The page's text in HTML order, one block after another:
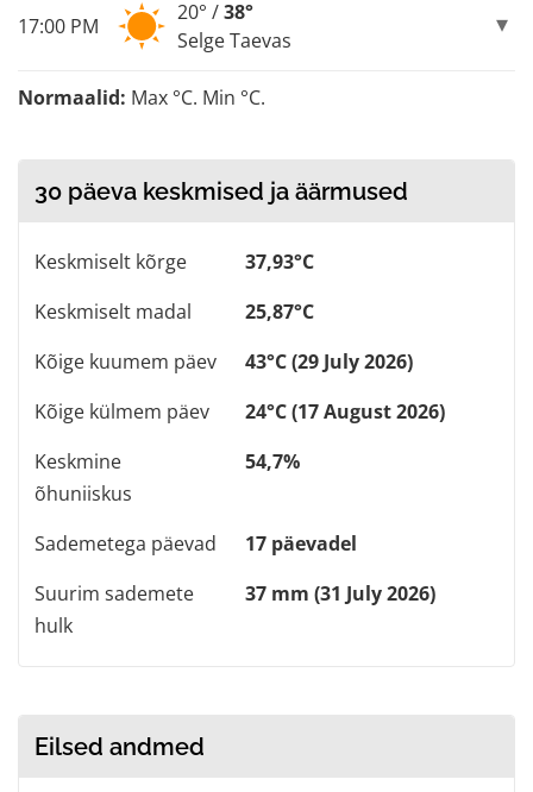
17:00 PM
20° /38°
Selge Taevas
Normaalid: Max °C. Min °C.
30 päeva keskmised ja äärmused
Keskmiselt kõrge
37,93°C
Keskmiselt madal
25,87°C
Kõige kuumem päev
43°C (29 July 2026)
Kõige külmem päev
24°C (17 August 2026)
Keskmine
õhuniiskus
54,7%
Sademetega päevad
17 päevadel
Suurim sademete
hulk
37 mm (31 July 2026)
Eilsed andmed